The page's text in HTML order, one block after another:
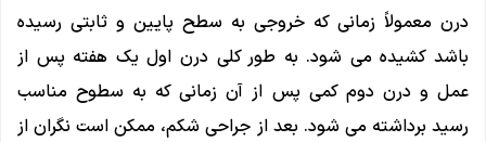
درن معمولاً زمانی که خروجی به سطح پایین و ثابتی رسیده
باشد کشیده می شود. به طور کلی درن اول یک هفته پس از
عمل و درن دوم کمی پس از آن زمانی که به سطوح مناسب
رسید برداشته می شود. بعد از جراحی شکم، ممکن است نگران از